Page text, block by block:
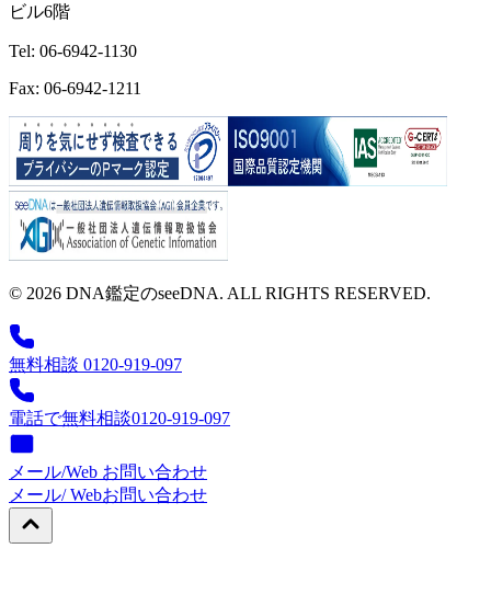
ビル6階
Tel: 06-6942-1130
Fax: 06-6942-1211
© 2026 DNA鑑定のseeDNA. ALL RIGHTS RESERVED.
無料相談 0120-919-097
電話で無料相談0120-919-097
メール/Web お問い合わせ
メール/ Webお問い合わせ